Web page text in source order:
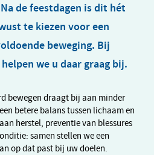
de feestdagen is dit hét
te kiezen voor een
beweging. Bij
we u daar graag bij.
bewegen draagt bij aan minder
betere balans tussen lichaam en
herstel, preventie van blessures
samen stellen we een
op dat past bij uw doelen.